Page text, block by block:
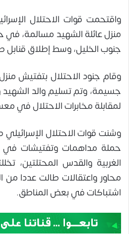
واقتحمت قوات الاحتلال
منزل عائلة الشهيد مسالمة، في
جنوب الخليل، وسط إطلاق قنابل
وقام جنود الاحتلال بتفتيش منزل
جسيمة، وتم تسليم والد الشهيد
لمقابلة مخابرات الاحتلال في
وشنت قوات الاحتلال الإسرائيلي
حملة مداهمات وتفتيشات في
الغربية والقدس المحتلتين،
محاور واعتقالات طالت عددا من
اشتباكات في بعض المناطق.